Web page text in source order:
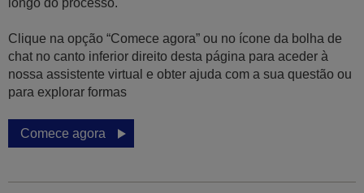
longo do processo.
Clique na opção “Comece agora” ou no ícone da bolha de
chat no canto inferior direito desta página para aceder à
nossa assistente virtual e obter ajuda com a sua questão ou
para explorar formas
Comece agora